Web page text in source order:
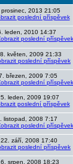
2013 21:05
leden, 2010 14:37
květen, 2009 21:33
březen, 2009 7:05
leden, 2009 19:07
listopad, 2008 7:17
září, 2008 17:40
srpen, 2008 18:23